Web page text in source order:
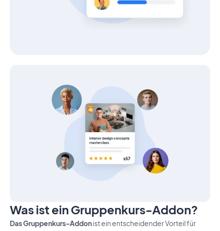
Was ist ein Gruppenkurs-Addon?
Das Gruppenkurs-Addonist ein entscheidender Vorteil für